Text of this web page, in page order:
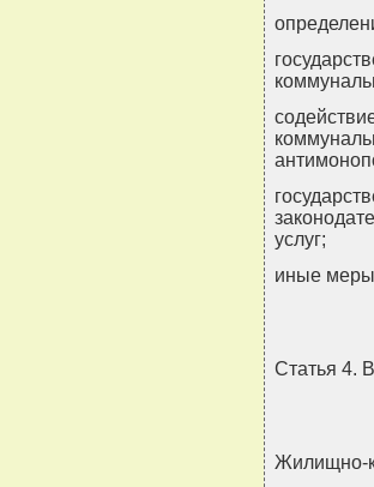
услуг;
иные
Статья 4.
Жилищно-